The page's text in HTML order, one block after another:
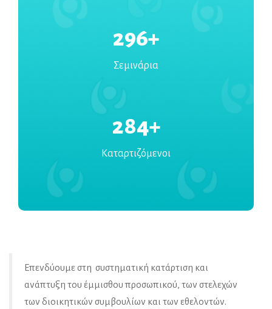
296+
Σεμινάρια
284+
Καταρτιζόμενοι
Επενδύουμε στη συστηματική κατάρτιση και
ανάπτυξη του έμμισθου προσωπικού, των στελεχών
των διοικητικών συμβουλίων και των εθελοντών.